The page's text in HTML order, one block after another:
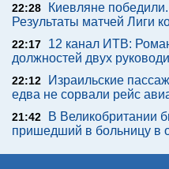
22:28
Киевляне
Результаты матчей Лиги
22:17
12 канал ИТВ:
должностей двух
22:12
Израильские
едва не сорвали рейс
21:42
В Великобритании
пришедший в больницу в